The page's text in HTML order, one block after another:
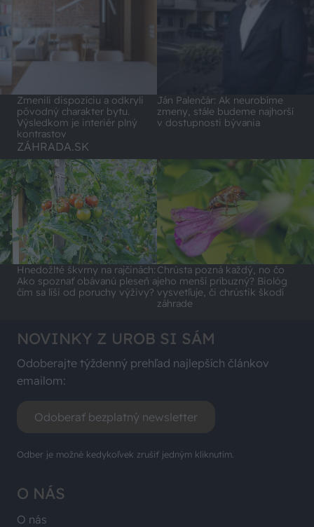
Zmenili dispozíciu a odkryli
pôvodný charakter bytu.
Výsledkom je interiér plný
kontrastov
Ján Palenčár: Ak neurobíme
zmeny, stále budeme najhorší
v dostupnosti bývania
ZÁHRADA.SK
Hnedožlté škvrny na rajčinách:
Ako spoznať obávanú pleseň a
čím sa líši od poruchy výživy?
Chrústa pozná každý, no čo
jeho menší príbuzný? Biológ
vysvetľuje, či chrústik škodí
záhrade
O NÁS
O nás
NOVINKY Z UROB SI SÁM
Odoberajte týždenný prehľad najlepších článkov
emailom:
Odoberať bezplatný newsletter
Odber je možné kedykoľvek zrušiť jedným kliknutím.